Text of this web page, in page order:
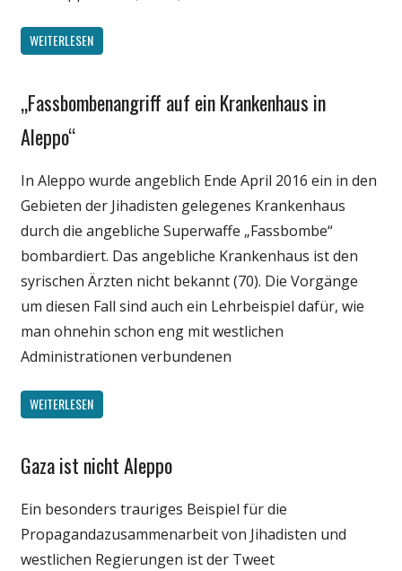
WEITERLESEN
Gesellschaft
Medien
Politik
Wissenschaft
„Fassbombenangriff auf ein Krankenhaus in
Aleppo“
In Aleppo wurde angeblich Ende April 2016 ein in den
Gebieten der Jihadisten gelegenes Krankenhaus
durch die angebliche Superwaffe „Fassbombe“
bombardiert. Das angebliche Krankenhaus ist den
syrischen Ärzten nicht bekannt (70). Die Vorgänge
um diesen Fall sind auch ein Lehrbeispiel dafür, wie
man ohnehin schon eng mit westlichen
Administrationen verbundenen
WEITERLESEN
Gesellschaft
Politik
Wissenschaft
Gaza ist nicht Aleppo
Ein besonders trauriges Beispiel für die
Propagandazusammenarbeit von Jihadisten und
westlichen Regierungen ist der Tweet